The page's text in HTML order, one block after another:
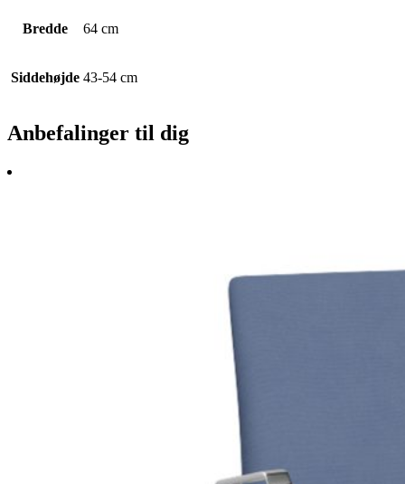
Bredde 64 cm
Siddehøjde 43-54 cm
Anbefalinger til dig